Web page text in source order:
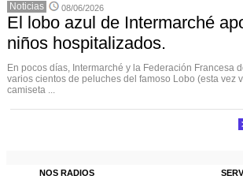
Noticias 08/06/2026
El lobo azul de Intermarché
niños hospitalizados.
En pocos días, Intermarché y la Federación Francesa
varios cientos de peluches del famoso Lobo (esta vez
camiseta ...
NOS RADIOS